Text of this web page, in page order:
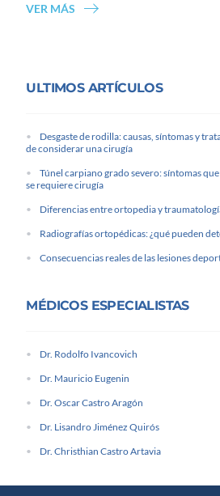
VER MÁS
ULTIMOS ARTÍCULOS
Desgaste de rodilla: causas, síntomas y
de considerar una cirugía
Túnel carpiano grado severo: síntomas
se requiere cirugía
Diferencias entre ortopedia y
Radiografías ortopédicas: ¿qué pueden
Consecuencias reales de las lesiones
MÉDICOS ESPECIALISTAS
Dr. Rodolfo Ivancovich
Dr. Mauricio Eugenin
Dr. Oscar Castro Aragón
Dr. Lisandro Jiménez Quirós
Dr. Christhian Castro Artavia